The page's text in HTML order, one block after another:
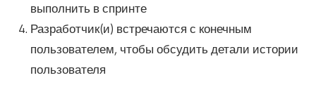
выполнить в спринте
Разработчик(и) встречаются с конечным
пользователем, чтобы обсудить детали истории
пользователя